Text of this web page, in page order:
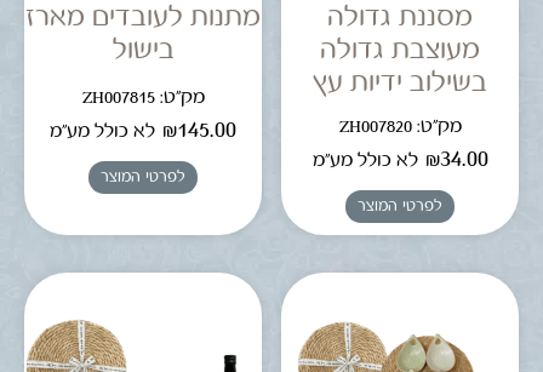
מסננת גדולה
מעוצבת גדולה
בשילוב ידיות עץ
מק"ט: ZH007820
₪34.00 לא כולל מע"מ
לפרטי המוצר
מתנות לעובדים מארז
בישול
מק"ט: ZH007815
₪145.00 לא כולל מע"מ
לפרטי המוצר